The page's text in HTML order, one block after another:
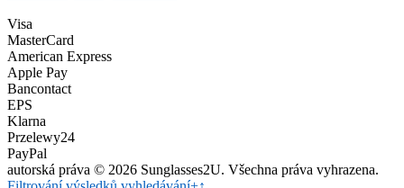
Visa
MasterCard
American Express
Apple Pay
Bancontact
EPS
Klarna
Przelewy24
PayPal
autorská práva © 2026 Sunglasses2U. Všechna práva vyhrazena.